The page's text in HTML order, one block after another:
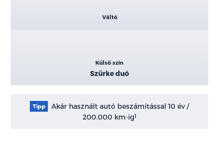
Váltó
Külső szín
Szürke duó
Tipp
Akár használt autó beszámítással 10 év /
200.000 km-ig1